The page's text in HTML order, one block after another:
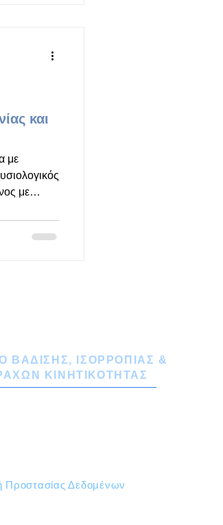
και
με
πόνου
ΒΑΔΙΣΗΣ, ΙΣΟΡΡΟΠΙΑΣ &
ΚΙΝΗΤΙΚΟΤΗΤΑΣ
Προστασίας Δεδομένων